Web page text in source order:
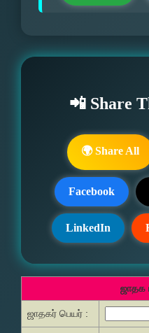
📲 Share
🌍 Share All
Facebook
LinkedIn
ஜாதக
ஜாதகர் பெயர் :